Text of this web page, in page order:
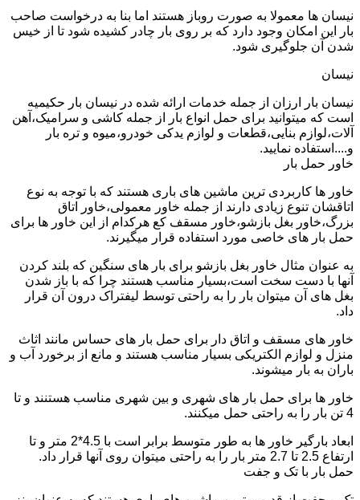
نیسان ها معمولا به صورت روباز هستند اما بنا به درخواست صاحب
بار این امکان وجود دارد که بر روی بار چادر کشیده شود تا از خیس
شدن آن جلوگیری شود.
نیسان
نیسان بار ارزان از جمله خدمات ارائه شده در نیسان بار حکیمیه
است که میتوانید برای حمل انواع بار از جمله کاشی و سرامیک،آهن
آلات،لوازم بنایی،قطعات و لوازم یدکی خودرو،میوه و تره بار
و....استفاده نمایید.
خاور حمل بار
خاور ها کاربردی ترین ماشین های باری هستند که با توجه به نوع
اتاقشان تنوع زیادی دارند از جمله خاور معمولی،خاور اتاق
بزرگ،خاور بغل بازشو،خاور مسقف کع هرکدام از این خاور ها برای
حمل بار های خاصی مورد استفاده قرار میگیرند.
به عنوان مثال خاور بغل بازشو برای بار های سنگین که بلند کردن
آنها با دست سخت است،بسیار مناسب هستند چرا که با باز شدن
بغل های آن میتوان بار را به راحتی توسط لیفتراک درون آن قرار
داد.
خاور های مسقف و اتاق دار برای حمل بار های حساس مانند اثاث
منزل و لوازم الکتریکی بسیار مناسب هستند و مانع از برخورد آب و
باران به بار میشوند.
خاور ها برای حمل بار های شهری و بین شهری مناسب هستنند و تا
4 تن بار را به راحتی حمل میکنند.
ابعاد بارگیر خاور ها به طور متوسط برابر است با 4.5*2 متر و تا
ارتفاع 2.5 تا 2.7 متر بار را به راحتی میتوان روی آنها قرار داد.
حمل بار با تک و جفت